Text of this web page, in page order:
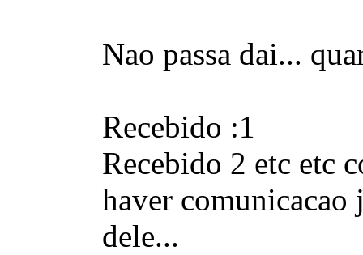
Nao passa dai...
Recebido :1
Recebido 2 etc etc
haver
dele...